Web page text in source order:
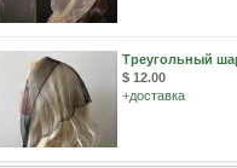
Треугольный
$ 12.00
+доставка